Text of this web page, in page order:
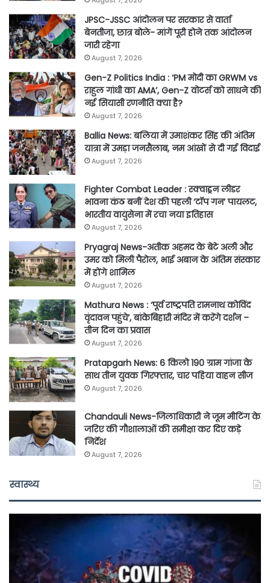
JPSC-JSSC आंदोलन पर सरकार से वार्ता
बेनतीजा, छात्र बोले- मांगें पूरी होने तक आंदोलन
जारी रहेगा
August 7, 2026
Gen-Z Politics India : ‘PM मोदी का GRWM vs
राहुल गांधी का AMA’, Gen-Z वोटर्स को साधने की
नई सियासी रणनीति क्या है?
August 7, 2026
Ballia News: बलिया में उमाशंकर सिंह की अंतिम
यात्रा में उमड़ा जनसैलाब, नम आंखों से दी गई विदाई
August 7, 2026
Fighter Combat Leader : स्क्वाड्रन लीडर
भावना कंठ बनीं देश की पहली ‘टॉप गन’ पायलट,
भारतीय वायुसेना में रचा नया इतिहास
August 7, 2026
Pryagraj News-अतीक अहमद के बेटे अली और
उमर को मिली पैरोल, भाई अबान के अंतिम संस्कार
में होंगे शामिल
August 7, 2026
Mathura News : ‘पूर्व राष्ट्रपति रामनाथ कोविंद
वृंदावन पहुंचे’, बांकेबिहारी मंदिर में करेंगे दर्शन –
तीन दिन का प्रवास
August 7, 2026
Pratapgarh News: 6 किलो 190 ग्राम गांजा के
साथ तीन युवक गिरफ्तार, चार पहिया वाहन सीज
August 7, 2026
Chandauli News-जिलाधिकारी ने जूम मीटिंग के
जरिए की गौशालाओं की समीक्षा कर दिए कड़े
निर्देश
August 7, 2026
स्वास्थ्य